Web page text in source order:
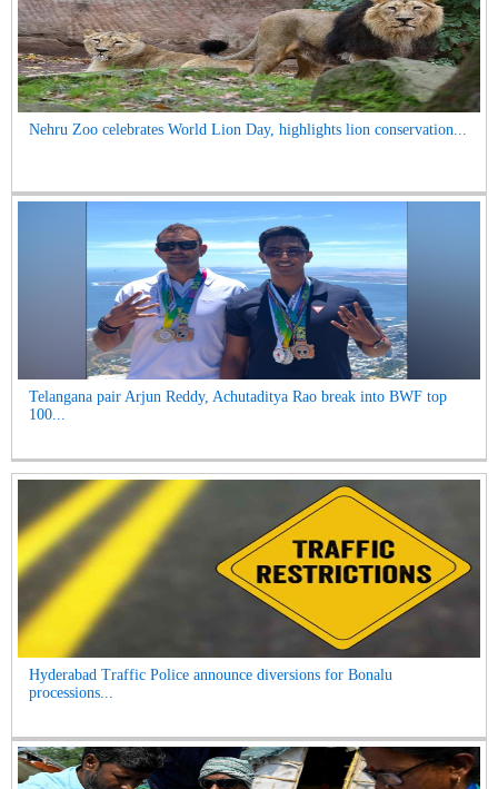
Nehru Zoo celebrates World Lion Day, highlights lion conservation...
Telangana pair Arjun Reddy, Achutaditya Rao break into BWF top
100...
Hyderabad Traffic Police announce diversions for Bonalu
processions...